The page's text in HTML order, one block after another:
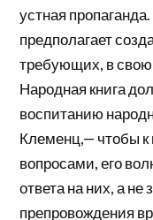
устная
предполагает
требующих, в свою
Народная книга
воспитанию
Клеменц,— чтобы к
вопросами, его
ответа на них, а не
препровождения